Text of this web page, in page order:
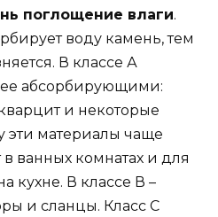
поглощение влаги.
воду камень, тем
В классе А
абсорбирующими:
и некоторые
эти материалы чаще
в ванных комнатах и для
кухне. В классе В –
и сланцы. Класс C